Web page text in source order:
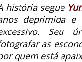
história segue
deprimida e
Seu
as
quem está